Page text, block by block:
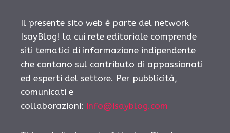
Il presente sito web è parte del network
IsayBlog! la cui rete editoriale comprende
siti tematici di informazione indipendente
che contano sul contributo di appassionati
ed esperti del settore. Per pubblicità,
comunicati e
collaborazioni: info@isayblog.com